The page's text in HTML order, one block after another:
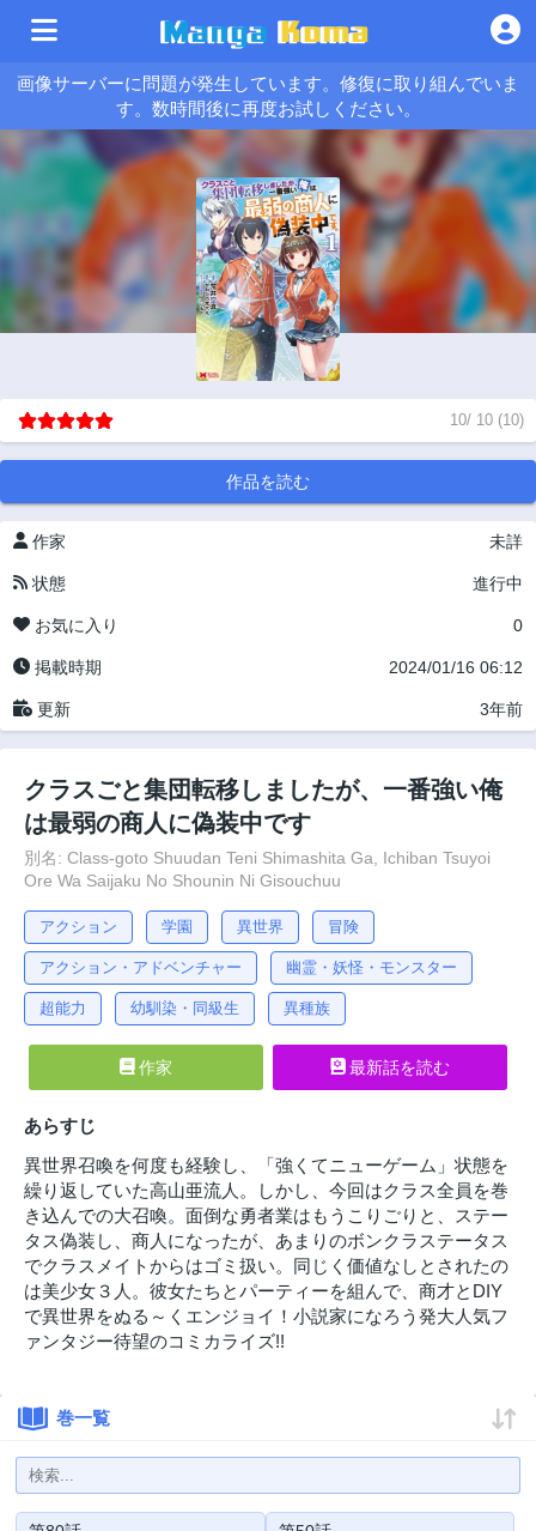
画像サーバーに問題が発生しています。修復に取り組んでいま
す。数時間後に再度お試しください。
10/ 10 (10)
作品を読む
作家 未詳
状態 進行中
お気に入り 0
掲載時期 2024/01/16 06:12
更新 3年前
クラスごと集団転移しましたが、一番強い俺
は最弱の商人に偽装中です
別名: Class-goto Shuudan Teni Shimashita Ga, Ichiban Tsuyoi
Ore Wa Saijaku No Shounin Ni Gisouchuu
アクション 学園 異世界 冒険
アクション・アドベンチャー 幽霊・妖怪・モンスター
超能力 幼馴染・同級生 異種族
作家 最新話を読む
あらすじ
異世界召喚を何度も経験し、「強くてニューゲーム」状態を
繰り返していた高山亜流人。しかし、今回はクラス全員を巻
き込んでの大召喚。面倒な勇者業はもうこりごりと、ステー
タス偽装し、商人になったが、あまりのボンクラステータス
でクラスメイトからはゴミ扱い。同じく価値なしとされたの
は美少女３人。彼女たちとパーティーを組んで、商才とDIY
で異世界をぬる～くエンジョイ！小説家になろう発大人気フ
ァンタジー待望のコミカライズ!!
巻一覧